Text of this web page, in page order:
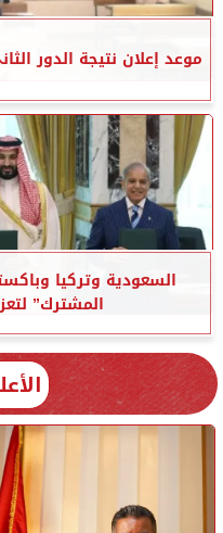
موعد إعلان نتيجة الدور
السعودية وتركيا
المشترك”